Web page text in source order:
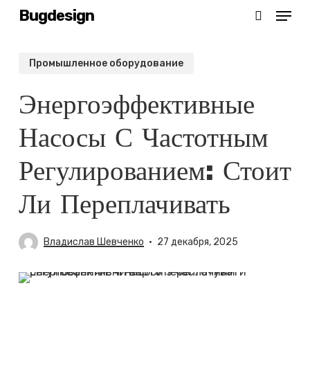
SkipBugdesign Menu
Промышленное оборудование
Энергоэффективные
Насосы С Частотным
Регулированием: Стоит
Ли Переплачивать
Владислав Шевченко 27 декабря, 2025